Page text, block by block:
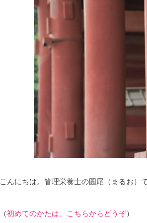
こんにちは。管理栄養士の圓尾（まるお）
（初めてのかたは、こちらからどうぞ）